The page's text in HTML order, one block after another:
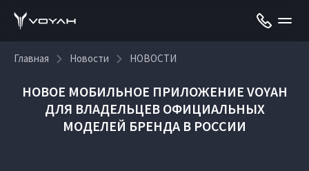
Главная Новости НОВОСТИ
НОВОЕ МОБИЛЬНОЕ ПРИЛОЖЕНИЕ VOYAH
ДЛЯ ВЛАДЕЛЬЦЕВ ОФИЦИАЛЬНЫХ
МОДЕЛЕЙ БРЕНДА В РОССИИ